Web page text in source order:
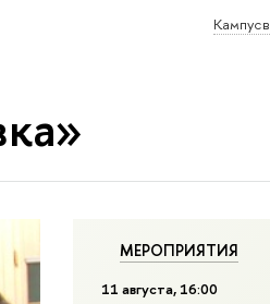
Кампус в
МЕРОПРИЯТИЯ
11 августа, 16:00